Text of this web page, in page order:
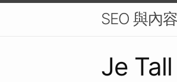
SEO 與內
Je